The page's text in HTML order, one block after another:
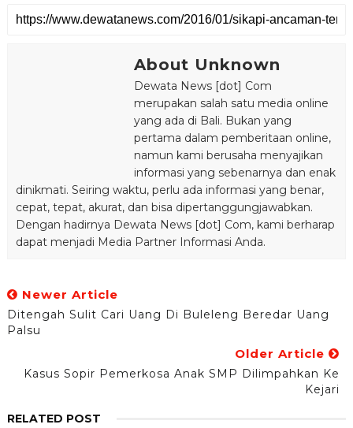
About Unknown
Dewata News [dot] Com
merupakan salah satu media online
yang ada di Bali. Bukan yang
pertama dalam pemberitaan online,
namun kami berusaha menyajikan
informasi yang sebenarnya dan enak
dinikmati. Seiring waktu, perlu ada informasi yang benar,
cepat, tepat, akurat, dan bisa dipertanggungjawabkan.
Dengan hadirnya Dewata News [dot] Com, kami berharap
dapat menjadi Media Partner Informasi Anda.
Newer Article
Ditengah Sulit Cari Uang Di Buleleng Beredar Uang
Palsu
Older Article
Kasus Sopir Pemerkosa Anak SMP Dilimpahkan Ke
Kejari
RELATED POST